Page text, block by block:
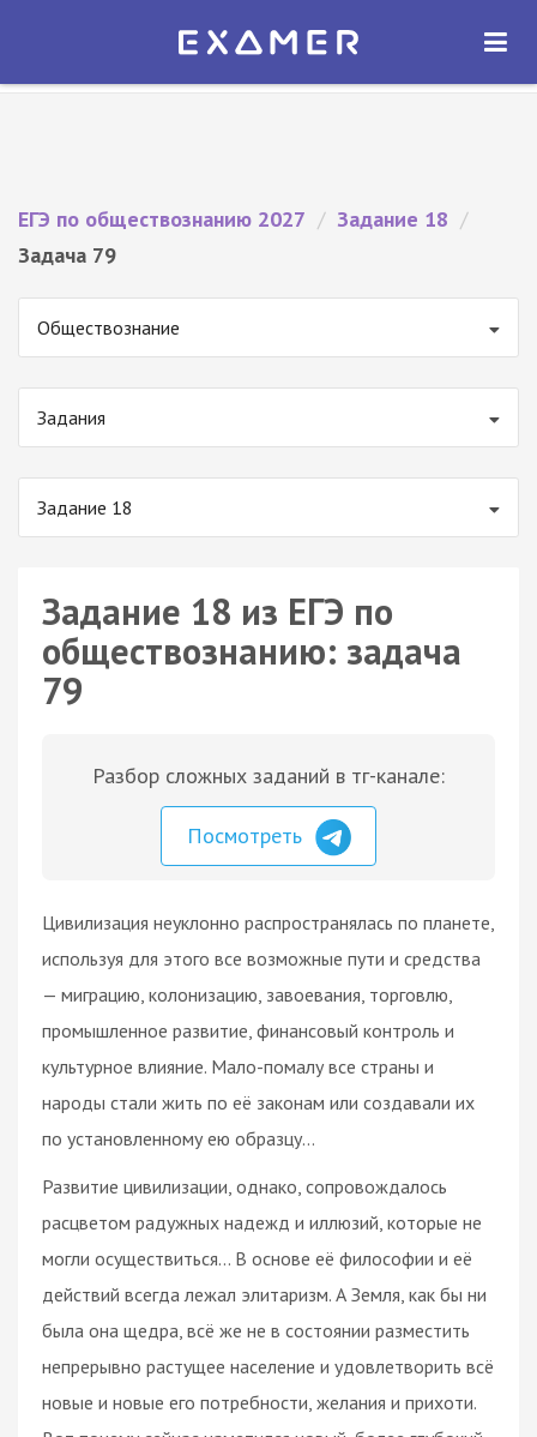
Экзамер — ЕГЭ 2027
ОТКРЫТЬ
ЕГЭ по обществознанию 2027 / Задание 18 /
Задача 79
Обществознание
Задания
Задание 18
Задание 18 из ЕГЭ по
обществознанию: задача
79
Разбор сложных заданий в тг-канале:
Посмотреть
Цивилизация неуклонно распространялась по планете,
используя для этого все возможные пути и средства
— миграцию, колонизацию, завоевания, торговлю,
промышленное развитие, финансовый контроль и
культурное влияние. Мало-помалу все страны и
народы стали жить по её законам или создавали их
по установленному ею образцу…
Развитие цивилизации, однако, сопровождалось
расцветом радужных надежд и иллюзий, которые не
могли осуществиться… В основе её философии и её
действий всегда лежал элитаризм. А Земля, как бы ни
была она щедра, всё же не в состоянии разместить
непрерывно растущее население и удовлетворить всё
новые и новые его потребности, желания и прихоти.